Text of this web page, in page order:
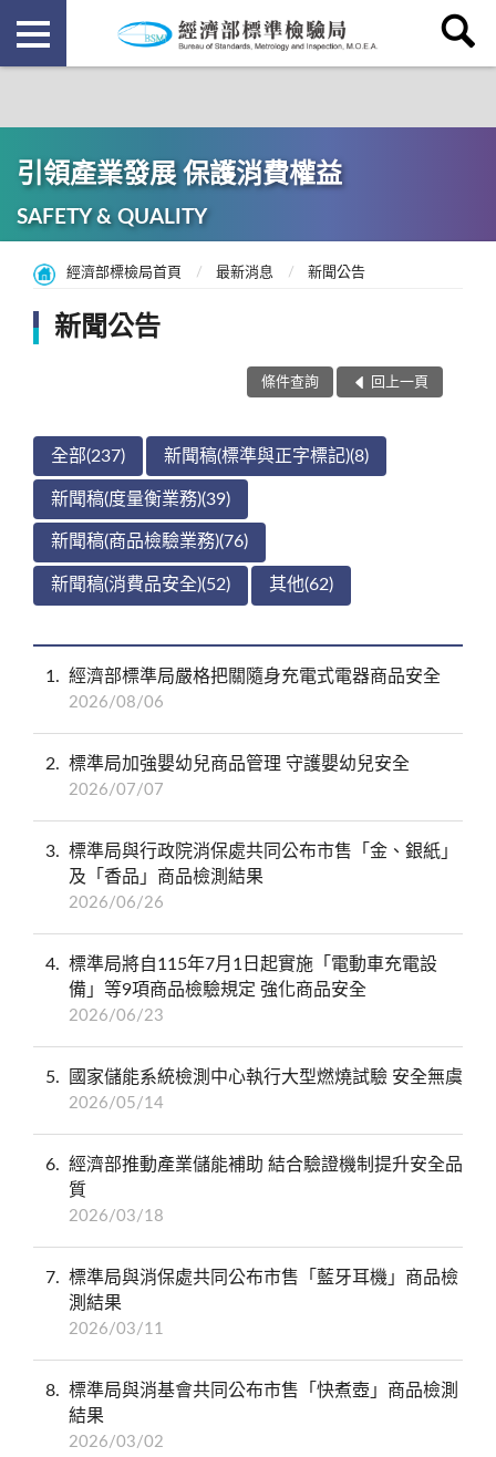
引領產業發展 保護消費權益
SAFETY & QUALITY
經濟部標檢局首頁 最新消息 新聞公告
新聞公告
條件查詢 回上一頁
全部(237) 新聞稿(標準與正字標記)(8)
新聞稿(度量衡業務)(39)
新聞稿(商品檢驗業務)(76)
新聞稿(消費品安全)(52) 其他(62)
1 經濟部標準局嚴格把關隨身充電式電器商品安全
2026/08/06
2 標準局加強嬰幼兒商品管理 守護嬰幼兒安全
2026/07/07
3
標準局與行政院消保處共同公布市售「金、銀紙」
及「香品」商品檢測結果
2026/06/26
4
標準局將自115年7月1日起實施「電動車充電設
備」等9項商品檢驗規定 強化商品安全
2026/06/23
5 國家儲能系統檢測中心執行大型燃燒試驗 安全無虞
2026/05/14
6
經濟部推動產業儲能補助 結合驗證機制提升安全品
質
2026/03/18
7
標準局與消保處共同公布市售「藍牙耳機」商品檢
測結果
2026/03/11
8
標準局與消基會共同公布市售「快煮壺」商品檢測
結果
2026/03/02